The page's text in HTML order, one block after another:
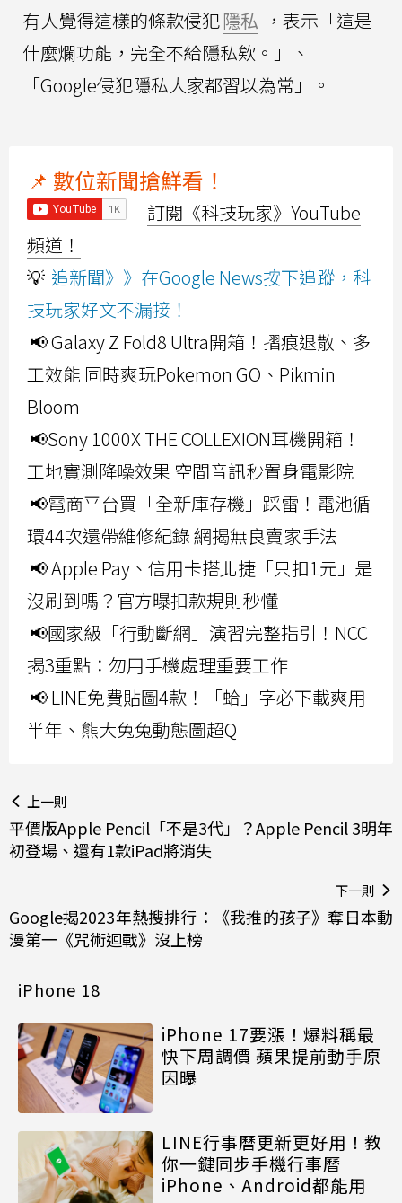
有人覺得這樣的條款侵犯隱私 ，表示「這是
什麼爛功能，完全不給隱私欸。」、
「Google侵犯隱私大家都習以為常」。
📌 數位新聞搶鮮看！
訂閱《科技玩家》YouTube
頻道！
💡 追新聞》》在Google News按下追蹤，科
技玩家好文不漏接！
📢 Galaxy Z Fold8 Ultra開箱！摺痕退散、多
工效能 同時爽玩Pokemon GO、Pikmin
Bloom
📢Sony 1000X THE COLLEXION耳機開箱！
工地實測降噪效果 空間音訊秒置身電影院
📢電商平台買「全新庫存機」踩雷！電池循
環44次還帶維修紀錄 網揭無良賣家手法
📢 Apple Pay、信用卡搭北捷「只扣1元」是
沒刷到嗎？官方曝扣款規則秒懂
📢國家級「行動斷網」演習完整指引！NCC
揭3重點：勿用手機處理重要工作
📢 LINE免費貼圖4款！「蛤」字必下載爽用
半年、熊大兔兔動態圖超Q
上一則
平價版Apple Pencil「不是3代」？Apple Pencil 3明年
初登場、還有1款iPad將消失
下一則
Google揭2023年熱搜排行：《我推的孩子》奪日本動
漫第一《咒術迴戰》沒上榜
iPhone 18
iPhone 17要漲！爆料稱最
快下周調價 蘋果提前動手原
因曝
LINE行事曆更新更好用！教
你一鍵同步手機行事曆
iPhone、Android都能用